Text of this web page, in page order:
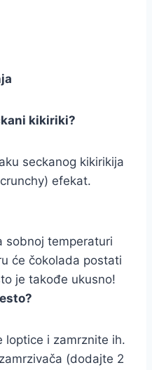
kikiriki?
seckanog kikirikija
efekat.
sobnoj temperaturi
će čokolada postati
je takođe ukusno!
loptice i zamrznite ih.
(dodajte 2